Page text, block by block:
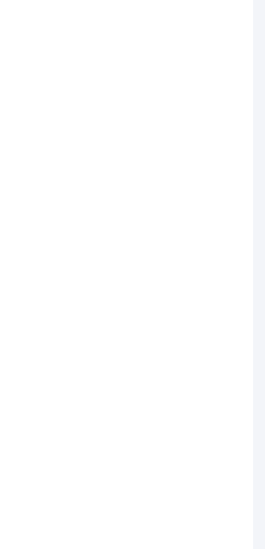
参数介绍
绍及超时判断的实现